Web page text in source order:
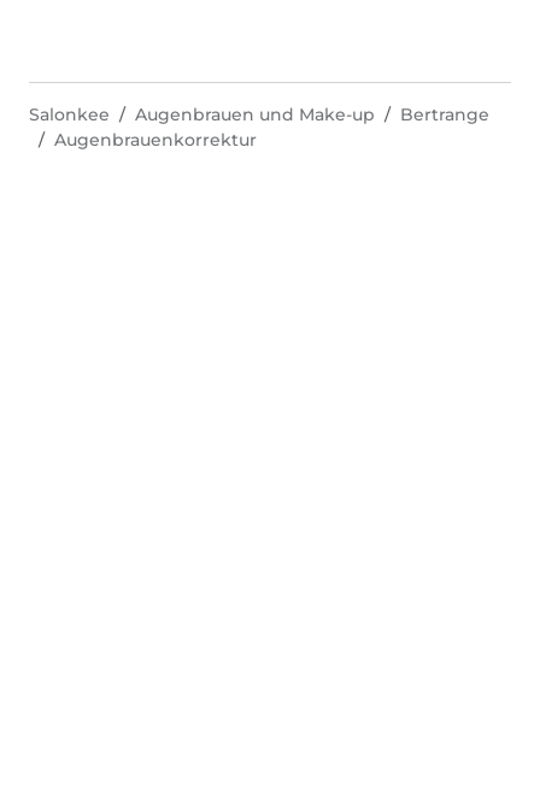
Salonkee Augenbrauen und Make-up
Bertrange
Augenbrauenkorrektur